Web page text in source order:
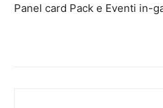
Panel card Pack e Eventi in-